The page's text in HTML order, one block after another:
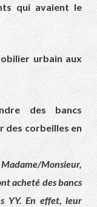
qui avaient le
urbain aux
des bancs
corbeilles en
Madame/Monsieur,
acheté des bancs
YY. En effet, leur